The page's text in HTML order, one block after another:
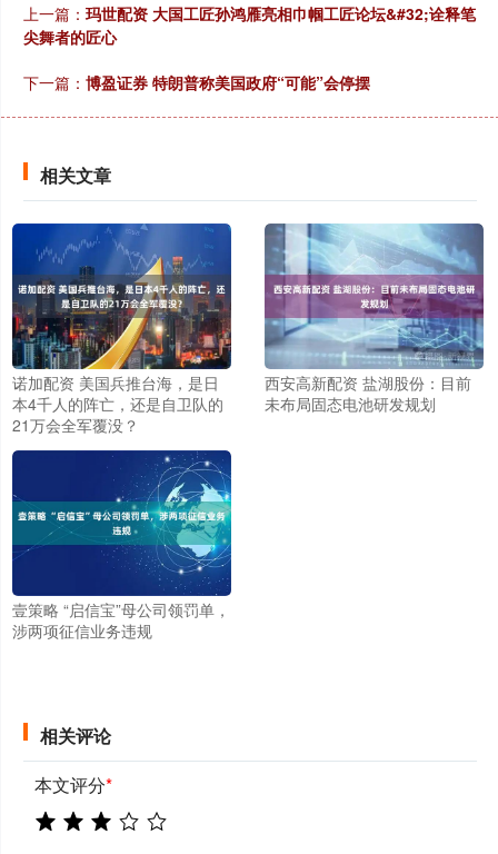
上一篇： 玛世配资 大国工匠孙鸿雁亮相巾帼工匠论坛&#32;诠释笔
尖舞者的匠心
下一篇： 博盈证券 特朗普称美国政府“可能”会停摆
相关文章
诺加配资 美国兵推台海，是日
本4千人的阵亡，还是自卫队的
21万会全军覆没？
西安高新配资 盐湖股份：目前
未布局固态电池研发规划
壹策略 “启信宝”母公司领罚单，
涉两项征信业务违规
相关评论
本文评分*